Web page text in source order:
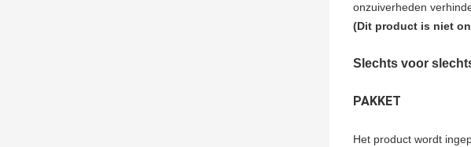
onzuiverheden
(Dit product is niet
Slechts voor
PAKKET
Het product wordt